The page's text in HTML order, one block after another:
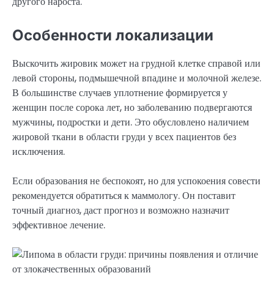
Особенности локализации
Выскочить жировик может на грудной клетке справой или
левой стороны, подмышечной впадине и молочной железе.
В большинстве случаев уплотнение формируется у
женщин после сорока лет, но заболеванию подвергаются
мужчины, подростки и дети. Это обусловлено наличием
жировой ткани в области груди у всех пациентов без
исключения.
Если образования не беспокоят, но для успокоения совести
рекомендуется обратиться к маммологу. Он поставит
точный диагноз, даст прогноз и возможно назначит
эффективное лечение.